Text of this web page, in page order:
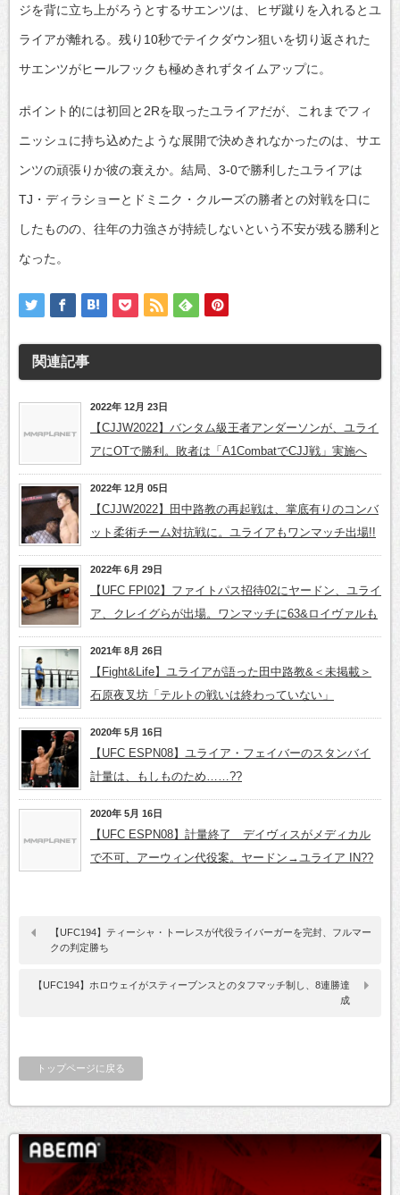
ジを背に立ち上がろうとするサエンツは、ヒザ蹴りを入れるとユ
ライアが離れる。残り10秒でテイクダウン狙いを切り返された
サエンツがヒールフックも極めきれずタイムアップに。
ポイント的には初回と2Rを取ったユライアだが、これまでフィ
ニッシュに持ち込めたような展開で決めきれなかったのは、サエ
ンツの頑張りか彼の衰えか。結局、3-0で勝利したユライアは
TJ・ディラショーとドミニク・クルーズの勝者との対戦を口に
したものの、往年の力強さが持続しないという不安が残る勝利と
なった。
関連記事
2022年 12月 23日
【CJJW2022】バンタム級王者アンダーソンが、ユライ
アにOTで勝利。敗者は「A1CombatでCJJ戦」実施へ
2022年 12月 05日
【CJJW2022】田中路教の再起戦は、掌底有りのコンバ
ット柔術チーム対抗戦に。ユライアもワンマッチ出場!!
2022年 6月 29日
【UFC FPI02】ファイトパス招待02にヤードン、ユライ
ア、クレイグらが出場。ワンマッチに63&ロイヴァルも
2021年 8月 26日
【Fight&Life】ユライアが語った田中路教&＜未掲載＞
石原夜叉坊「テルトの戦いは終わっていない」
2020年 5月 16日
【UFC ESPN08】ユライア・フェイバーのスタンバイ
計量は、もしものため……??
2020年 5月 16日
【UFC ESPN08】計量終了 デイヴィスがメディカル
で不可、アーウィン代役案。ヤードン→ユライア IN??
【UFC194】ティーシャ・トーレスが代役ライバーガーを完封、フルマー
クの判定勝ち
【UFC194】ホロウェイがスティーブンスとのタフマッチ制し、8連勝達
成
トップページに戻る